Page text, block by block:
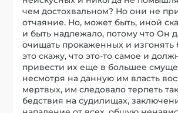
чем достохвальном? Но они не
отчаяние. Но, может быть, иной
и быть надлежало, потому что Он
очищать прокаженных и изгонять
это скажу, что это-то самое и
привести их еще в большее
несмотря на данную им власть
мертвых, им следовало терпеть
бедствия на судилищах,